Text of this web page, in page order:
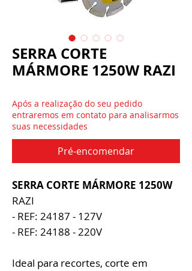
SERRA CORTE
MÁRMORE 1250W RAZI
Após a realização do seu pedido
entraremos em contato para analisarmos
suas necessidades
Pré-encomendar
SERRA CORTE MÁRMORE 1250W
RAZI
- REF: 24187 - 127V
- REF: 24188 - 220V
Ideal para recortes, corte em